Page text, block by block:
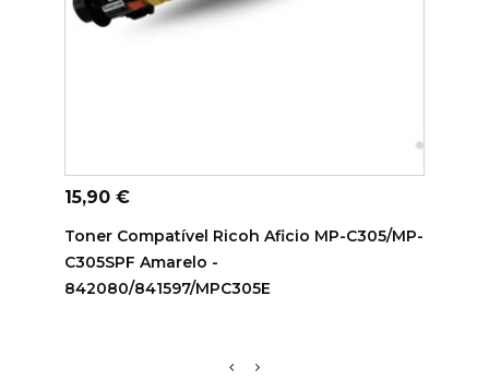
ADICIONAR AO CARRINHO
Preço
15,90 €
Toner Compatível Ricoh Aficio MP-C305/MP-
C305SPF Amarelo -
842080/841597/MPC305E